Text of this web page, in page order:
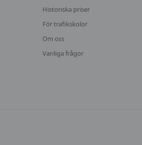
Historiska priser
För trafikskolor
Om oss
Vanliga frågor